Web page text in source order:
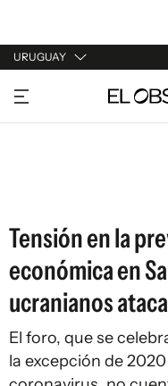
URUGUAY
URUGUAY
ARGENTINA
Tensión en la
económica en
ucranianos
El foro, que se
la excepción de